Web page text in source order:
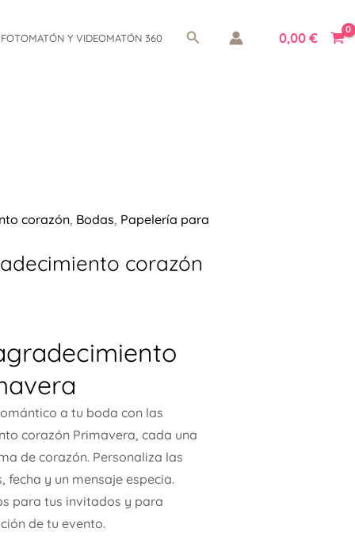
FOTOMATÓN Y VIDEOMATÓN 360 Buscar 0,00 €
corazón, Bodas, Papelería para
corazón
a tu boda con las
corazón Primavera, cada una
de corazón. Personaliza las
fecha y un mensaje especia.
para tus invitados y para
de tu evento.